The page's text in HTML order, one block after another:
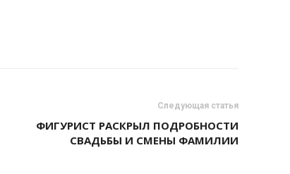
Следующая статья
ФИГУРИСТ РАСКРЫЛ ПОДРОБНОСТИ
СВАДЬБЫ И СМЕНЫ ФАМИЛИИ